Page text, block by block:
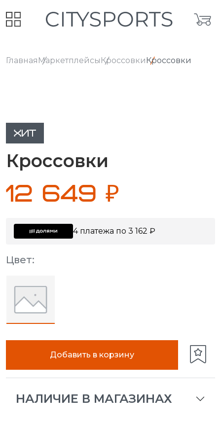
Главная Маркетплейсы КроссовкиКроссовки
ХИТ
Кроссовки
12 649 ₽
4 платежа по 3 162 ₽
Цвет:
Добавить в корзину
НАЛИЧИЕ В МАГАЗИНАХ